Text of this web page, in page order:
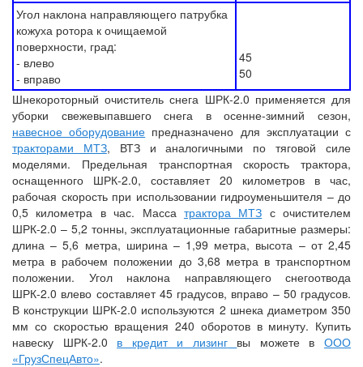
Угол наклона направляющего патрубка
кожуха ротора к очищаемой
поверхности, град:
- влево
- вправо
45
50
Шнекороторный очиститель снега ШРК-2.0 применяется для
уборки свежевыпавшего снега в осенне-зимний сезон,
навесное оборудование предназначено для эксплуатации с
тракторами МТЗ, ВТЗ и аналогичными по тяговой силе
моделями. Предельная транспортная скорость трактора,
оснащенного ШРК-2.0, составляет 20 километров в час,
рабочая скорость при использовании гидроуменьшителя – до
0,5 километра в час. Масса трактора МТЗ с очистителем
ШРК-2.0 – 5,2 тонны, эксплуатационные габаритные размеры:
длина – 5,6 метра, ширина – 1,99 метра, высота – от 2,45
метра в рабочем положении до 3,68 метра в транспортном
положении. Угол наклона направляющего снегоотвода
ШРК-2.0 влево составляет 45 градусов, вправо – 50 градусов.
В конструкции ШРК-2.0 используются 2 шнека диаметром 350
мм со скоростью вращения 240 оборотов в минуту. Купить
навеску ШРК-2.0 в кредит и лизинг вы можете вООО
«ГрузСпецАвто».